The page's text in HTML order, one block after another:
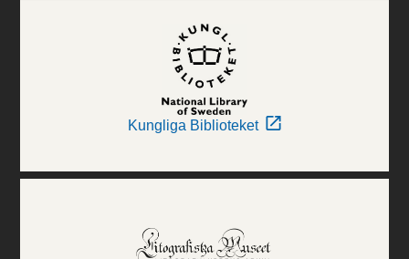
Kungliga Biblioteket